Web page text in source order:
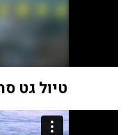
טיול גט